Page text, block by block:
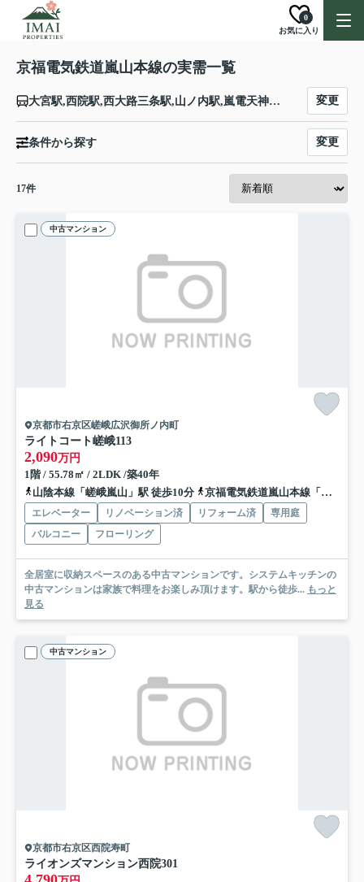
お気に入り
0
京福電気鉄道嵐山本線の実需一覧
大宮駅,西院駅,西大路三条駅,山ノ内駅,嵐電天神川駅,蚕ノ社駅,太秦広隆寺駅,帷子ノ辻駅,有栖川駅,車折神社駅,鹿王院駅,嵯峨嵐山駅,嵐山駅 変更
条件から探す 変更
17件
中古マンション
京都市右京区嵯峨広沢御所ノ内町
ライトコート嵯峨113
2,090万円
1階 / 55.78㎡ / 2LDK /築40年
山陰本線「嵯峨嵐山」駅 徒歩10分
京福電気鉄道嵐山本線「車折神社」駅 徒歩8分
エレベーター リノベーション済 リフォーム済
専用庭
バルコニー
フローリング
全居室に収納スペースのある中古マンションです。システムキッチンの
中古マンションは家族で料理をお楽しみ頂けます。駅から徒歩... もっと
見る
中古マンション
京都市右京区西院寿町
ライオンズマンション西院301